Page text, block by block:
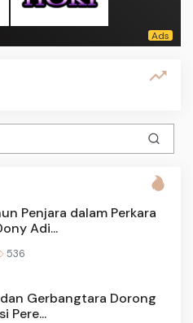
Penjara dalam Perkara
Adi...
536
Gerbangtara Dorong
Pere...